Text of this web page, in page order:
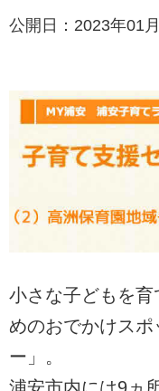
公開日：2023年01
小さな子どもを
めのおでかけス
ー」。